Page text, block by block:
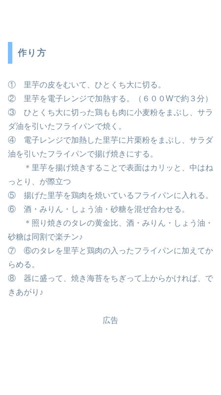
作り方
① 里芋の皮をむいて、ひとくち大に切る。
② 里芋を電子レンジで加熱する。（６００Wで約３分）
③ ひとくち大に切った鶏もも肉に小麦粉をまぶし、サラ
ダ油を引いたフライパンで焼く。
④ 電子レンジで加熱した里芋に片栗粉をまぶし、サラダ
油を引いたフライパンで揚げ焼きにする。
＊里芋を揚げ焼きすることで表面はカリッと、中はね
っとり、が際立つ
⑤ 揚げた里芋を鶏肉を焼いているフライパンに入れる。
⑥ 酒・みりん・しょう油・砂糖を混ぜ合わせる。
＊照り焼きのタレの黄金比、酒・みりん・しょう油・
砂糖は同割で楽チン♪
⑦ ⑥のタレを里芋と鶏肉の入ったフライパンに加えてか
らめる。
⑧ 器に盛って、焼き海苔をちぎって上からかければ、で
きあがり♪
広告